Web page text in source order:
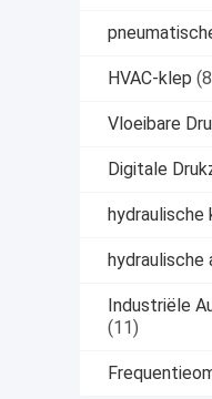
HVAC-klep
Vloeibare
Digitale
hydraulische
Industriële
(11)